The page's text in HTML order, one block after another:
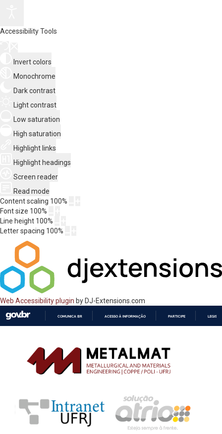
Accessibility Tools
Invert colors
Monochrome
Dark contrast
Light contrast
Low saturation
High saturation
Highlight links
Highlight headings
Screen reader
Read mode
Content scaling 100%
Font size 100%
Line height 100%
Letter spacing 100%
Web Accessibility plugin by DJ-Extensions.com
CONTEÚDO
COMUNICA BR ACESSO À INFORMAÇÃO PARTICIPE